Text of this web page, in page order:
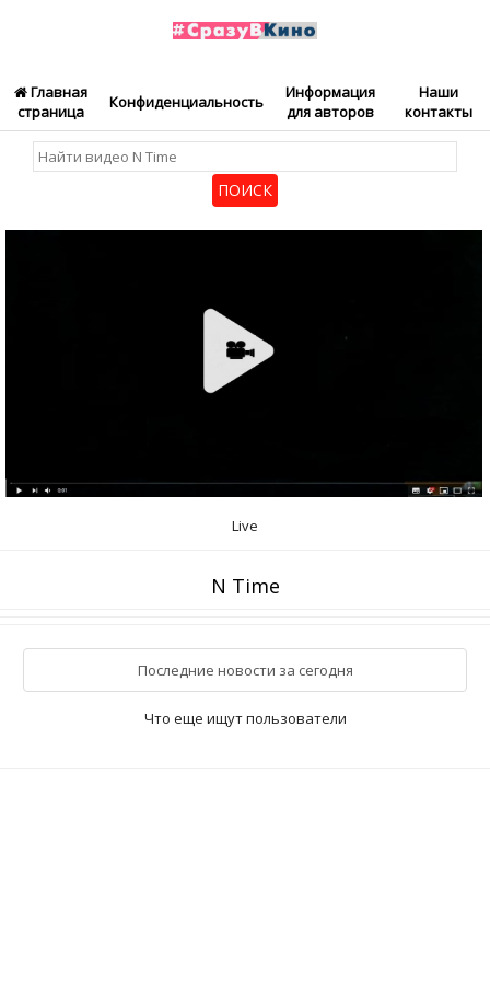
Главная
страница
Конфиденциальность
Информация
для авторов
Наши
контакты
Live
N Time
Последние новости за сегодня
Что еще ищут пользователи